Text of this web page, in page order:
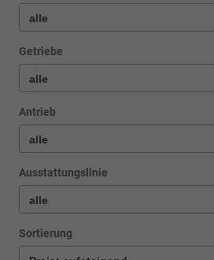
Getriebe
Antrieb
Ausstattungslinie
Sortierung